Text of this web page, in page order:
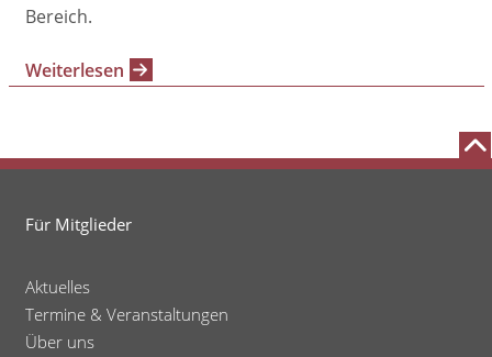
Bereich.
Weiterlesen
Für Mitglieder
Aktuelles
Termine & Veranstaltungen
Über uns